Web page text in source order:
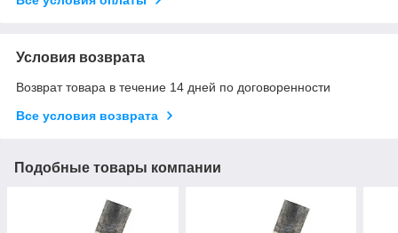
Условия возврата
Возврат товара в течение 14 дней по договоренности
Все условия возврата
Подобные товары компании